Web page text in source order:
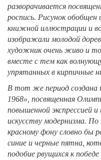
разворачивается
роспись. Рисунок
книжной иллюстрации и
изображали молодой
художник очень живо и
вместе с тем как
упрятанных в кирпичные
В тот же период создана
1968», посвященная
повышенной экспрессией
искусству модернизма.
красному фону словно бы
синие и черные пятна,
подобие рвущихся к победе